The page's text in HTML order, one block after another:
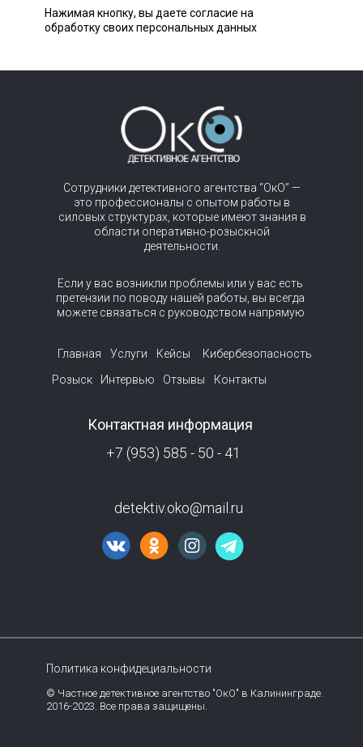
Нажимая кнопку, вы даете согласие на
обработку своих персональных данных
Главная Услуги Кейсы
Кибербезопасность
Интервью
Отзывы Контакты
Розыск
detektiv.oko@mail.ru
+7 (953) 585 - 50 - 41
Сотрудники детективного агентства “ОкО” —
это профессионалы с опытом работы в
силовых структурах, которые имеют знания в
области оперативно-розыскной
деятельности.
Контактная информация
Если у вас возникли проблемы или у вас есть
претензии по поводу нашей работы, вы всегда
можете связаться с руководством напрямую
© Частное детективное агентство "ОкО" в Калининграде.
2016-2023. Все права защищены.
Политика конфидециальности